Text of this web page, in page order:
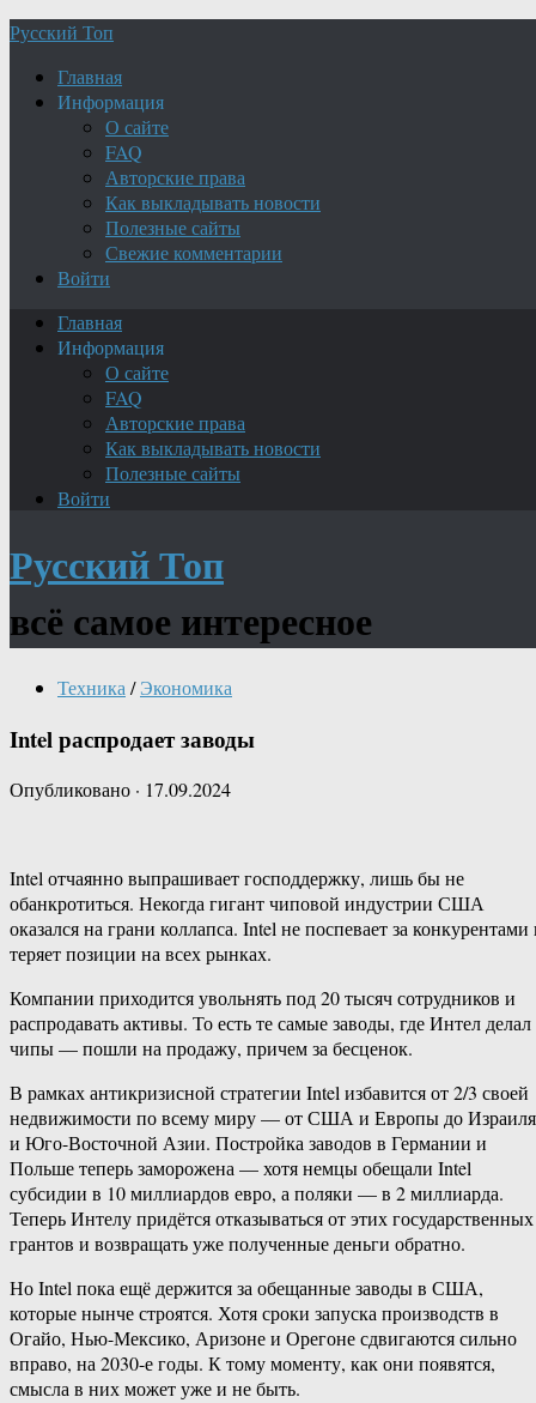
Русский Топ
Главная
Информация
О сайте
FAQ
Авторские права
Как выкладывать новости
Полезные сайты
Свежие комментарии
Войти
Главная
Информация
О сайте
FAQ
Авторские права
Как выкладывать новости
Полезные сайты
Войти
Русский Топ
всё самое интересное
Техника / Экономика
Intel распродает заводы
Опубликовано · 17.09.2024
Intel отчаянно выпрашивает господдержку, лишь бы не
обанкротиться. Некогда гигант чиповой индустрии США
оказался на грани коллапса. Intel не поспевает за конкурентами
теряет позиции на всех рынках.
Компании приходится увольнять под 20 тысяч сотрудников и
распродавать активы. То есть те самые заводы, где Интел делал
чипы — пошли на продажу, причем за бесценок.
В рамках антикризисной стратегии Intel избавится от 2/3 своей
недвижимости по всему миру — от США и Европы до Израиля
и Юго-Восточной Азии. Постройка заводов в Германии и
Польше теперь заморожена — хотя немцы обещали Intel
субсидии в 10 миллиардов евро, а поляки — в 2 миллиарда.
Теперь Интелу придётся отказываться от этих государственных
грантов и возвращать уже полученные деньги обратно.
Но Intel пока ещё держится за обещанные заводы в США,
которые нынче строятся. Хотя сроки запуска производств в
Огайо, Нью-Мексико, Аризоне и Орегоне сдвигаются сильно
вправо, на 2030-е годы. К тому моменту, как они появятся,
смысла в них может уже и не быть.